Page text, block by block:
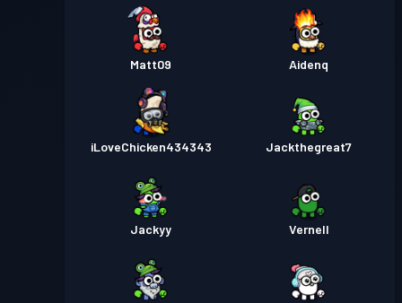
Taistelupassi Taso 1
Matt09 Aidenq
iLoveChicken434343 Jackthegreat7
Jackyy Vernell